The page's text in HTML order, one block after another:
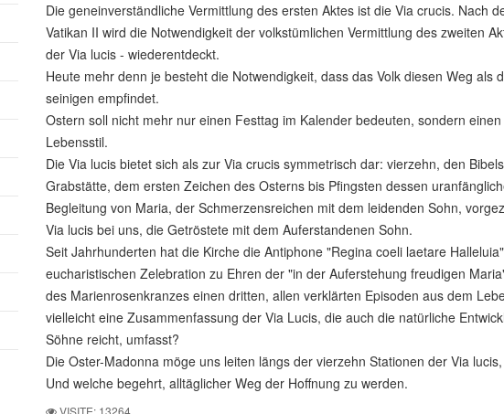
Die geneinverständliche Vermittlung des ersten Aktes ist die Via crucis. Nach
Vatikan II wird die Notwendigkeit der volkstümlichen Vermittlung des zweiten
der Via lucis - wiederentdeckt.
Heute mehr denn je besteht die Notwendigkeit, dass das Volk diesen Weg als
seinigen empfindet.
Ostern soll nicht mehr nur einen Festtag im Kalender bedeuten, sondern einen
Lebensstil.
Die Via lucis bietet sich als zur Via crucis symmetrisch dar: vierzehn, den
Grabstätte, dem ersten Zeichen des Osterns bis Pfingsten dessen
Begleitung von Maria, der Schmerzensreichen mit dem leidenden Sohn,
Via lucis bei uns, die Getröstete mit dem Auferstandenen Sohn.
Seit Jahrhunderten hat die Kirche die Antiphone "Regina coeli laetare
eucharistischen Zelebration zu Ehren der "in der Auferstehung freudigen
des Marienrosenkranzes einen dritten, allen verklärten Episoden aus dem
vielleicht eine Zusammenfassung der Via Lucis, die auch die natürliche
Söhne reicht, umfasst?
Die Oster-Madonna möge uns leiten längs der vierzehn Stationen der Via
Und welche begehrt, alltäglicher Weg der Hoffnung zu werden.
VISITE: 13264